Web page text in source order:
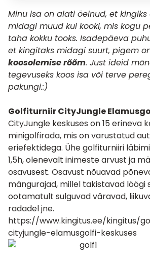
Minu isa on alati öelnud, et
midagi muud kui kooki, mis kogu
taha kokku tooks. Isadepäeva
et kingitaks midagi suurt, pigem
koosolemise rõõm. Just ideid
tegevuseks koos isa või terve
pakungi.:)
Golfiturniir CityJungle
CityJungle keskuses on 15 erineva
minigolfirada, mis on varustatud
eriefektidega. Ühe golfiturniiri
1,5h, olenevalt inimeste arvust ja
osavusest. Osavust nõuavad
mängurajad, millel takistavad löögi
ootamatult sulguvad väravad,
radadel jne.
https://www.kingitus.ee/kingitus/
cityjungle-elamusgolfi-keskuses